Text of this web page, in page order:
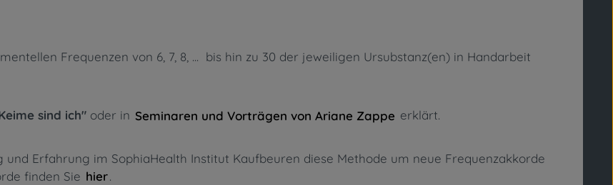
Frequenzen von 6, 7, 8, ... bis hin zu 30 der jeweiligen Ursubstanz(en) in Handarbeit
sind ich" oder in Seminaren und Vorträgen von Ariane Zappe erklärt.
Erfahrung im SophiaHealth Institut Kaufbeuren diese Methode um neue Frequenzakkorde
finden Sie hier.